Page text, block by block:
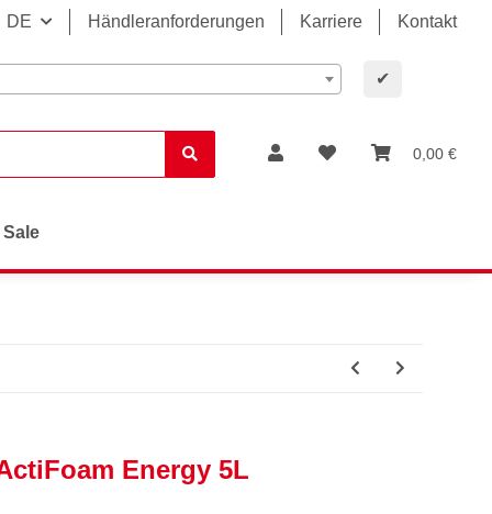
DE Händleranforderungen Karriere Kontakt
✔
0,00 €
Sale
Energy 5L